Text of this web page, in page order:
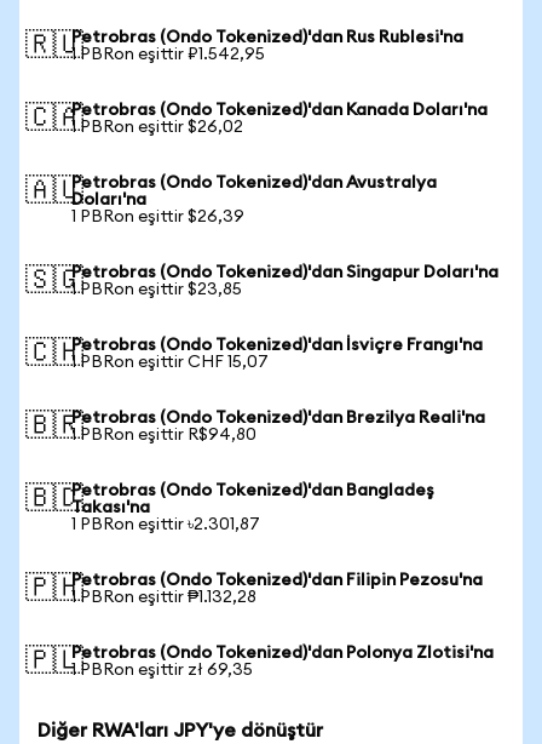
🇷🇺Petrobras (Ondo Tokenized)'dan Rus Rublesi'na
1 PBRon eşittir ₽1.542,95
🇨🇦Petrobras (Ondo Tokenized)'dan Kanada Doları'na
1 PBRon eşittir $26,02
🇦🇺Petrobras (Ondo Tokenized)'dan Avustralya
Doları'na
1 PBRon eşittir $26,39
🇸🇬Petrobras (Ondo Tokenized)'dan Singapur Doları'na
1 PBRon eşittir $23,85
🇨🇭Petrobras (Ondo Tokenized)'dan İsviçre Frangı'na
1 PBRon eşittir CHF 15,07
🇧🇷Petrobras (Ondo Tokenized)'dan Brezilya Reali'na
1 PBRon eşittir R$94,80
🇧🇩Petrobras (Ondo Tokenized)'dan Bangladeş
Takası'na
1 PBRon eşittir ৳2.301,87
🇵🇭Petrobras (Ondo Tokenized)'dan Filipin Pezosu'na
1 PBRon eşittir ₱1.132,28
🇵🇱Petrobras (Ondo Tokenized)'dan Polonya Zlotisi'na
1 PBRon eşittir zł 69,35
Diğer RWA'ları JPY'ye dönüştür